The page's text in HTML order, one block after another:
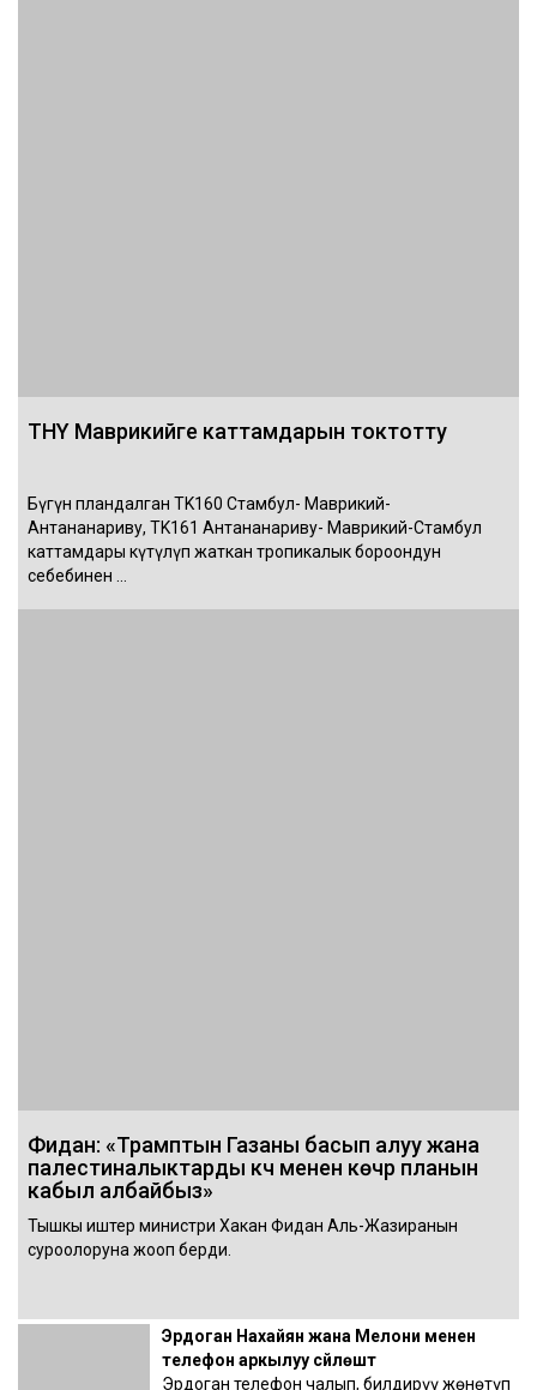
THY Маврикийге каттамдарын токтотту
Бүгүн пландалган TK160 Стамбул- Маврикий-
Антананариву, TK161 Антананариву- Маврикий-Стамбул
каттамдары күтүлүп жаткан тропикалык бороондун
себебинен …
Фидан: «Трамптын Газаны басып алуу жана
палестиналыктарды күч менен көчүрүү планын
кабыл албайбыз»
Тышкы иштер министри Хакан Фидан Аль-Жазиранын
суроолоруна жооп берди.
Эрдоган Нахайян жана Мелони менен
телефон аркылуу сүйлөштү
Эрдоган телефон чалып, билдирүү жөнөтүп